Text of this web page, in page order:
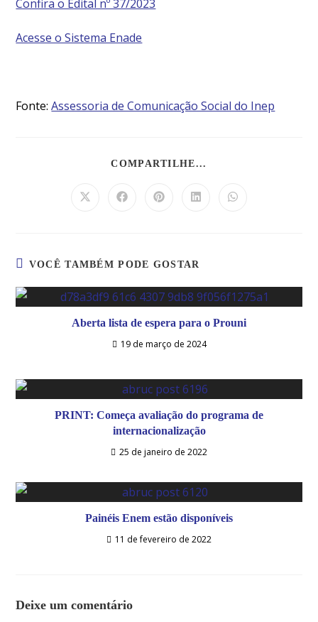
Confira o Edital nº 37/2023
Acesse o Sistema Enade
Fonte:Assessoria de Comunicação Social do Inep
COMPARTILHE...
VOCÊ TAMBÉM PODE GOSTAR
Aberta lista de espera para o Prouni
19 de março de 2024
PRINT: Começa avaliação do programa de
internacionalização
25 de janeiro de 2022
Painéis Enem estão disponíveis
11 de fevereiro de 2022
Deixe um comentário